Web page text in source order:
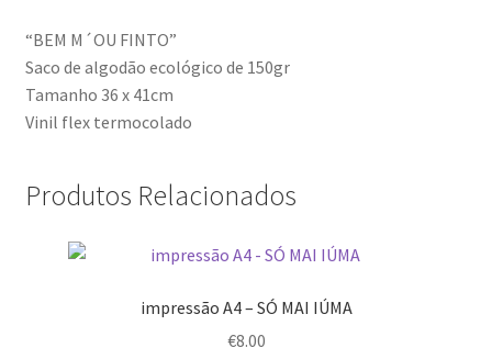
´OU
FINTO
“BEM M´OU FINTO”
Saco de algodão ecológico de 150gr
Tamanho 36 x 41cm
Vinil flex termocolado
Produtos Relacionados
impressão A4 – SÓ MAI IÚMA
€8.00